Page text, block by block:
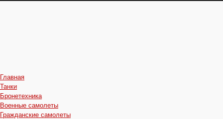
Главная
Танки
Бронетехника
Военные самолеты
Гражданские самолеты